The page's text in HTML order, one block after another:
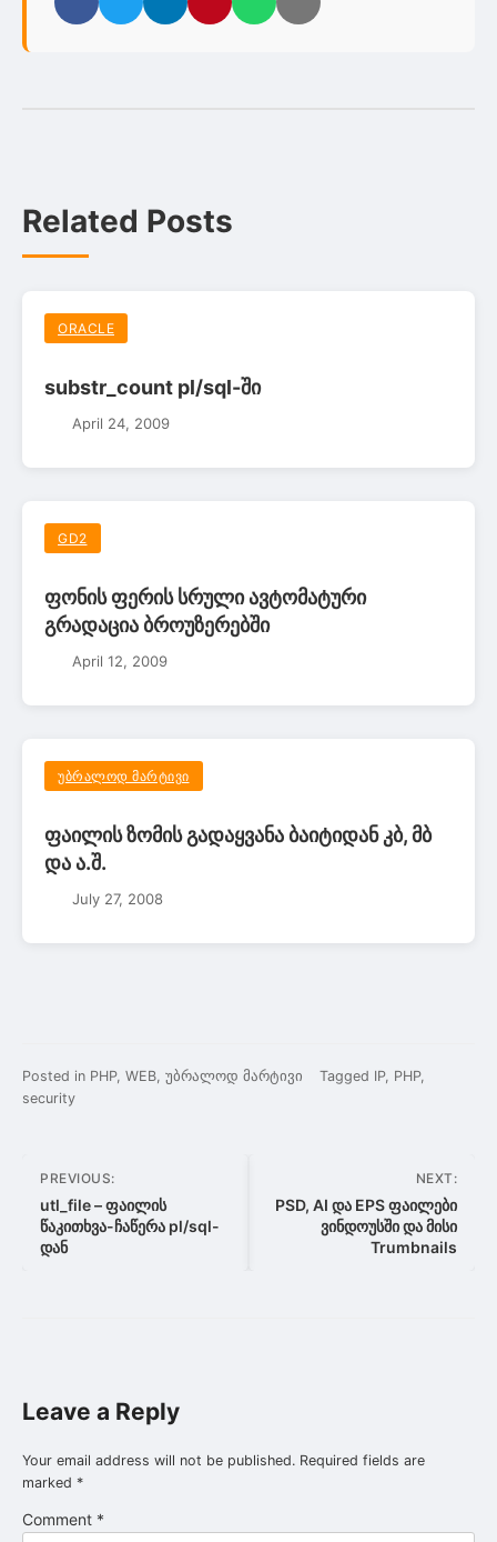
Facebook
Twitter LinkedInPinterestWhatsApp
Email
Related Posts
ORACLE
substr_count pl/sql-ში
April 24, 2009
GD2
ფონის ფერის სრული ავტომატური
გრადაცია ბროუზერებში
April 12, 2009
ᲣᲑᲠᲐᲚᲝᲓ ᲛᲐᲠᲢᲘᲕᲘ
ფაილის ზომის გადაყვანა ბაიტიდან კბ, მბ
და ა.შ.
July 27, 2008
Posted in PHP, WEB უბრალოდ მარტივი Tagged IP, PHP,
security
Post
navigation
PREVIOUS:
utl_file – ფაილის
წაკითხვა-ჩაწერა pl/sql-
დან
NEXT:
PSD, AI და EPS ფაილები
ვინდოუსში და მისი
Trumbnails
Leave a Reply
Your email address will not be published. Required fields are
marked *
Comment *